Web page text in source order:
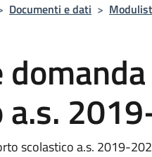
Documenti e dati >
a.s.
scolastico a.s. 2019-